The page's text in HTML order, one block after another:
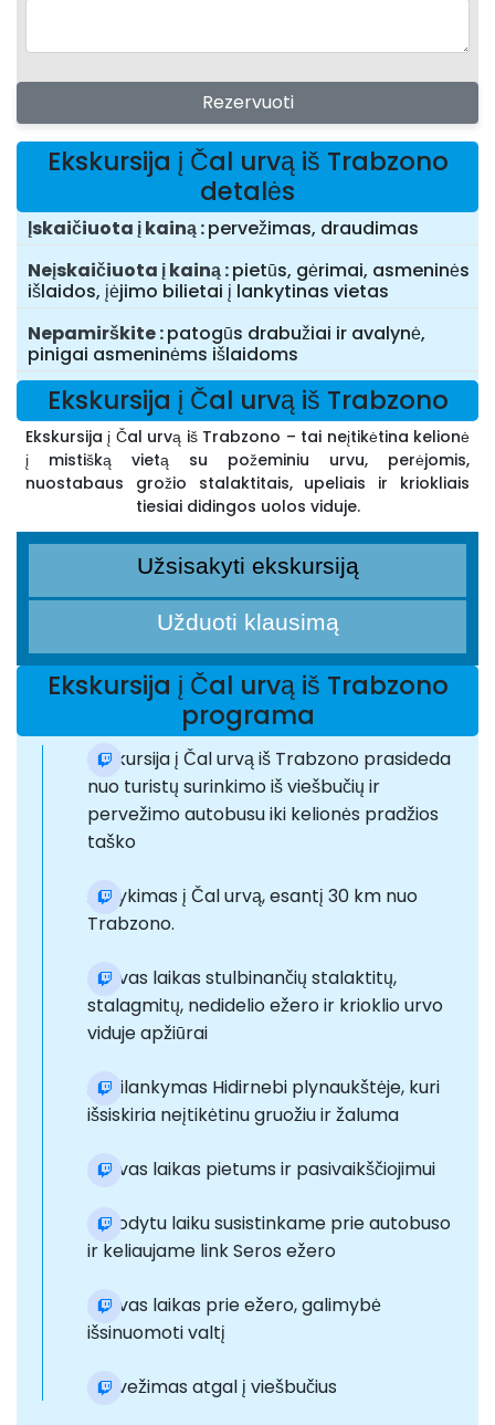
Rezervuoti
Ekskursija į Čal urvą iš Trabzono
detalės
Įskaičiuota į kainą pervežimas, draudimas
Neįskaičiuota į kainą pietūs, gėrimai, asmeninės
išlaidos, įėjimo bilietai į lankytinas vietas
Nepamirškite patogūs drabužiai ir avalynė,
pinigai asmeninėms išlaidoms
Ekskursija į Čal urvą iš Trabzono
Ekskursija į Čal urvą iš Trabzono – tai neįtikėtina kelionė
į mistišką vietą su požeminiu urvu, perėjomis,
nuostabaus grožio stalaktitais, upeliais ir kriokliais
tiesiai didingos uolos viduje.
Užsisakyti ekskursiją
Užduoti klausimą
Ekskursija į Čal urvą iš Trabzono
programa
Ekskursija į Čal urvą iš Trabzono prasideda
nuo turistų surinkimo iš viešbučių ir
pervežimo autobusu iki kelionės pradžios
taško
Atvykimas į Čal urvą, esantį 30 km nuo
Trabzono.
Laisvas laikas stulbinančių stalaktitų,
stalagmitų, nedidelio ežero ir krioklio urvo
viduje apžiūrai
Apsilankymas Hidirnebi plynaukštėje, kuri
išsiskiria neįtikėtinu gruožiu ir žaluma
Laisvas laikas pietums ir pasivaikščiojimui
Nurodytu laiku susistinkame prie autobuso
ir keliaujame link Seros ežero
Laisvas laikas prie ežero, galimybė
išsinuomoti valtį
Pervežimas atgal į viešbučius